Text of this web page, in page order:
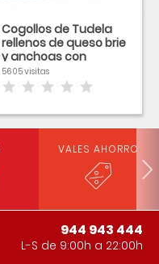
Cogollos de Tudela
rellenos de queso brie
y anchoas con
vinagreta de fresas
EROSKI NATUR
5605 visitas
VALES AHORRO
944 943 444
L-S de 9:00h a 22:00h